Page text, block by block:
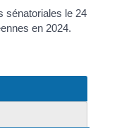
sénatoriales le 24
en 2024.